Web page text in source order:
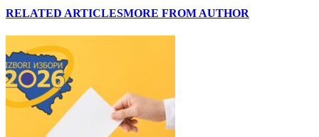
RELATED ARTICLESMORE FROM AUTHOR